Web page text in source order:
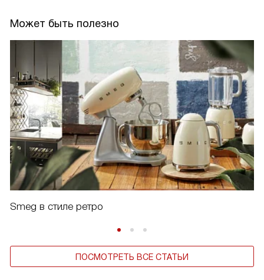
Может быть полезно
Smeg в стиле ретро
ПОСМОТРЕТЬ ВСЕ СТАТЬИ